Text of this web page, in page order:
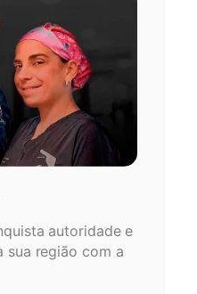
autoridade e
sua região com a